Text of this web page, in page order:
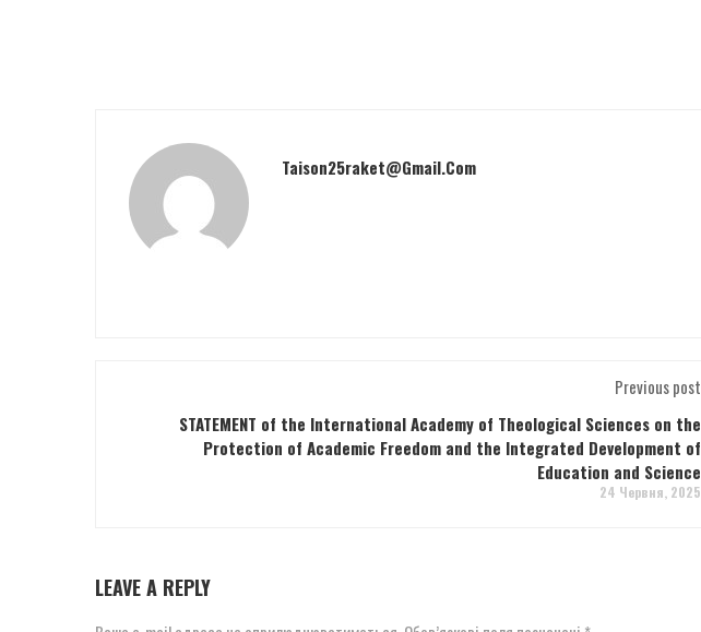
Taison25raket@gmail.com
Previous post
STATEMENT of the International Academy of Theological Sciences on the
Protection of Academic Freedom and the Integrated Development of
Education and Science
24 Червня, 2025
LEAVE A REPLY